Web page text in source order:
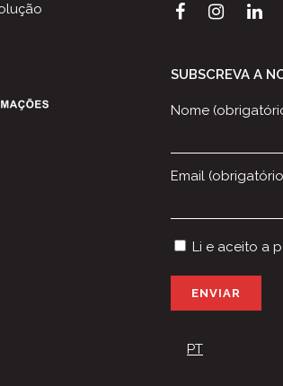
SUBSCREVA A
Nome
Email
Li e aceito a
l
PT